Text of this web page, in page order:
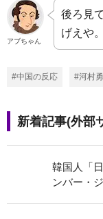
アブちゃん
後ろ見
げえや。
#中国の反応 #河村
新着記事(外部
韓国人「
ンバー・